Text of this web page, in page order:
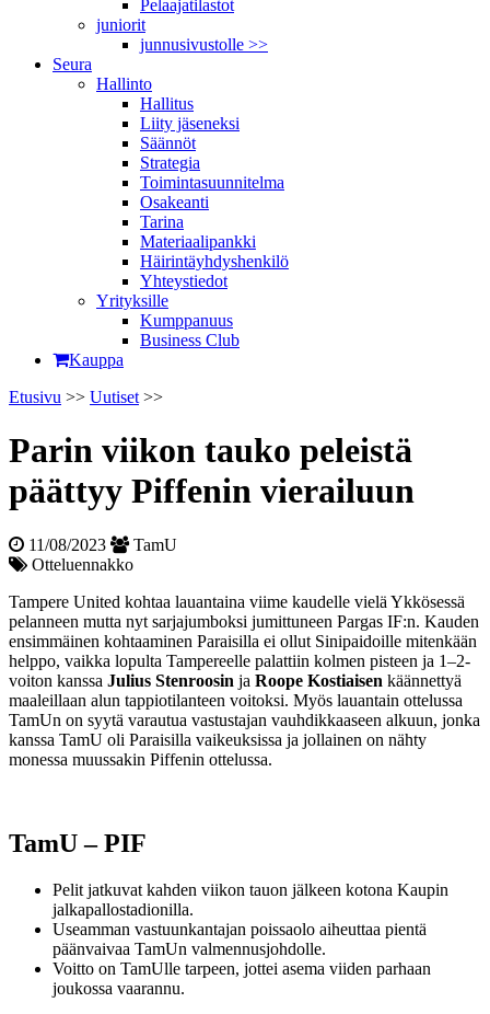
Pelaajatilastot
juniorit
junnusivustolle >>
Seura
Hallinto
Hallitus
Liity jäseneksi
Säännöt
Strategia
Toimintasuunnitelma
Osakeanti
Tarina
Materiaalipankki
Häirintä­yhdyshenkilö
Yhteystiedot
Yrityksille
Kumppanuus
Business Club
Kauppa
Etusivu >> Uutiset >>
Parin viikon tauko peleistä
päättyy Piffenin vierailuun
11/08/2023
TamU
Otteluennakko
Tampere United kohtaa lauantaina viime kaudelle vielä Ykkösessä
pelanneen mutta nyt sarjajumboksi jumittuneen Pargas IF:n. Kauden
ensimmäinen kohtaaminen Paraisilla ei ollut Sinipaidoille mitenkään
helppo, vaikka lopulta Tampereelle palattiin kolmen pisteen ja 1–2-
voiton kanssa Julius Stenroosin ja Roope Kostiaisen käännettyä
maaleillaan alun tappiotilanteen voitoksi. Myös lauantain ottelussa
TamUn on syytä varautua vastustajan vauhdikkaaseen alkuun, jonka
kanssa TamU oli Paraisilla vaikeuksissa ja jollainen on nähty
monessa muussakin Piffenin ottelussa.
TamU – PIF
Pelit jatkuvat kahden viikon tauon jälkeen kotona Kaupin
jalkapallostadionilla.
Useamman vastuunkantajan poissaolo aiheuttaa pientä
päänvaivaa TamUn valmennusjohdolle.
Voitto on TamUlle tarpeen, jottei asema viiden parhaan
joukossa vaarannu.